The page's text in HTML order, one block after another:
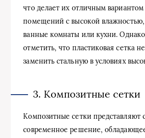
что делает их отличным вариантом
помещений с высокой влажностью,
ванные комнаты или кухни.
отметить, что пластиковая сетка
заменить стальную в условиях
3. Композитные сетки
Композитные сетки представляют
современное решение,